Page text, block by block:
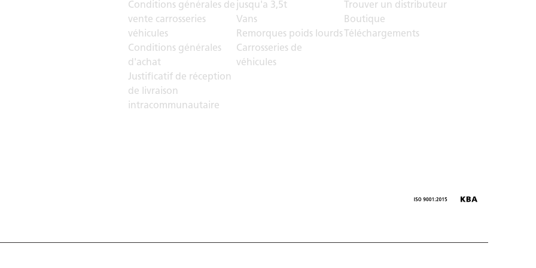
Conditions générales de
vente carrosseries
véhicules
Conditions générales
d'achat
Justificatif de réception
de livraison
intracommunautaire
jusqu'a 3,5t
Vans
Remorques poids lourds
Carrosseries de
véhicules
Trouver un distributeur
Boutique
Téléchargements